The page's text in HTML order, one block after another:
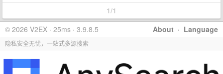
1/1
About · Language
© 2026 V2EX · 25ms · 3.9.8.5
隐私安全无忧，一站式多源搜索